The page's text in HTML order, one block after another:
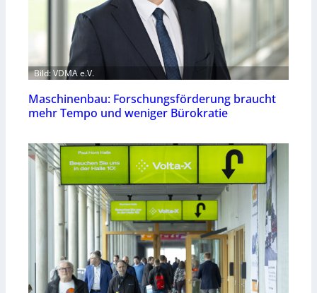
Bild: VDMA e.V.
Maschinenbau: Forschungsförderung braucht
mehr Tempo und weniger Bürokratie